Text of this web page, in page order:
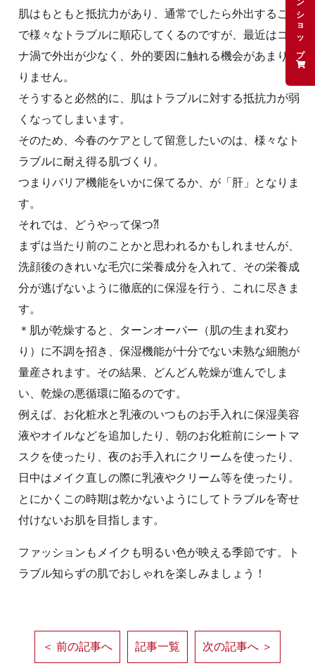
肌はもともと抵抗力があり、通常でしたら外出すること
で様々なトラブルに順応してくるのですが、最近はコロ
ナ渦で外出が少なく、外的要因に触れる機会があまりあ
りません。
そうすると必然的に、肌はトラブルに対する抵抗力が弱
くなってしまいます。
そのため、今春のケアとして留意したいのは、様々なト
ラブルに耐え得る肌づくり。
つまりバリア機能をいかに保てるか、が「肝」となりま
す。
それでは、どうやって保つ⁈
まずは当たり前のことかと思われるかもしれませんが、
洗顔後のきれいな毛穴に栄養成分を入れて、その栄養成
分が逃げないように徹底的に保湿を行う、これに尽きま
す。
＊肌が乾燥すると、ターンオーバー（肌の生まれ変わ
り）に不調を招き、保湿機能が十分でない未熟な細胞が
量産されます。その結果、どんどん乾燥が進んでしま
い、乾燥の悪循環に陥るのです。
例えば、お化粧水と乳液のいつものお手入れに保湿美容
液やオイルなどを追加したり、朝のお化粧前にシートマ
スクを使ったり、夜のお手入れにクリームを使ったり、
日中はメイク直しの際に乳液やクリーム等を使ったり。
とにかくこの時期は乾かないようにしてトラブルを寄せ
付けないお肌を目指します。
ファッションもメイクも明るい色が映える季節です。ト
ラブル知らずの肌でおしゃれを楽しみましょう！
＜ 前の記事へ 記事一覧 次の記事へ ＞